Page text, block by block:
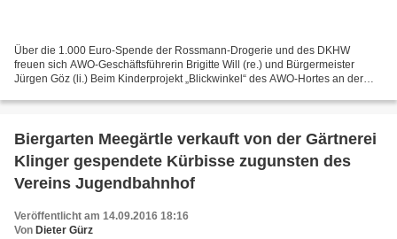
Über die 1.000 Euro-Spende der Rossmann-Drogerie und des DKHW
freuen sich AWO-Geschäftsführerin Brigitte Will (re.) und Bürgermeister
Jürgen Göz (li.) Beim Kinderprojekt „Blickwinkel“ des AWO-Hortes an der
Biergarten Meegärtle verkauft von der Gärtnerei
Klinger gespendete Kürbisse zugunsten des
Vereins Jugendbahnhof
Veröffentlicht am 14.09.2016 18:16
Von Dieter Gürz